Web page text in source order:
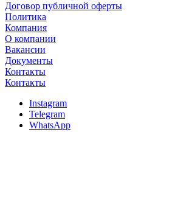
Договор публичной оферты
Политика
Компания
О компании
Вакансии
Документы
Контакты
Контакты
Instagram
Telegram
WhatsApp